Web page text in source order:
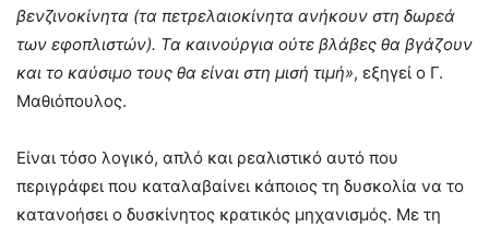
βενζινοκίνητα (τα πετρελαιοκίνητα ανήκουν στη δωρεά
των εφοπλιστών). Τα καινούργια ούτε βλάβες θα βγάζουν
και το καύσιμο τους θα είναι στη μισή τιμή», εξηγεί ο Γ.
Μαθιόπουλος.
Είναι τόσο λογικό, απλό και ρεαλιστικό αυτό που
περιγράφει που καταλαβαίνει κάποιος τη δυσκολία να το
κατανοήσει ο δυσκίνητος κρατικός μηχανισμός. Με τη